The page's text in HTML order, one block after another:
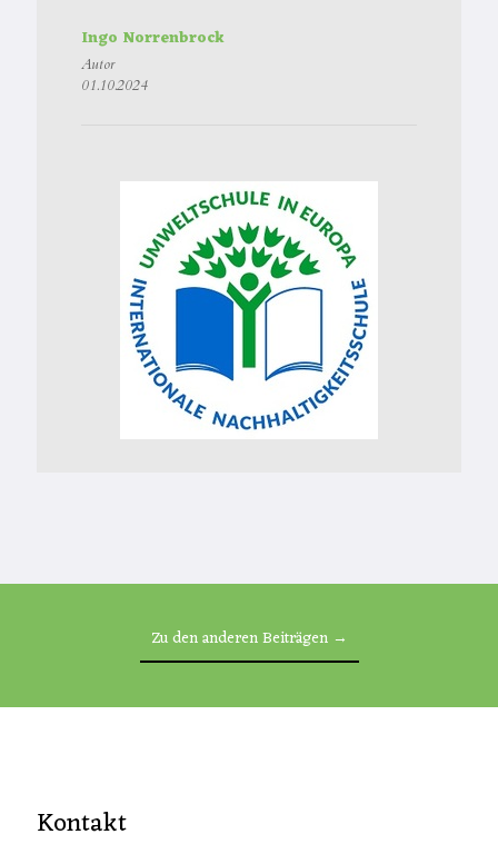
Ingo Norrenbrock
Autor
01.10.2024
Zu den anderen Beiträgen →
Kontakt